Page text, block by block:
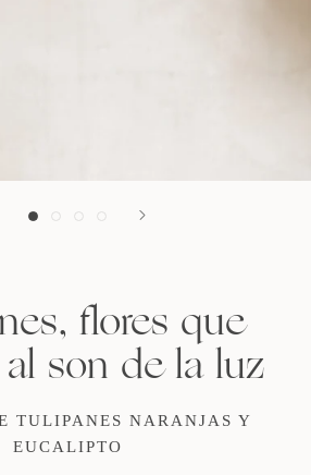
flores que
son de la luz
TULIPANES NARANJAS Y
EUCALIPTO